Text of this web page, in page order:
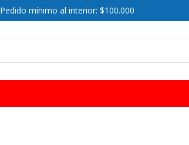
Pedido mínimo al interior: $100.000